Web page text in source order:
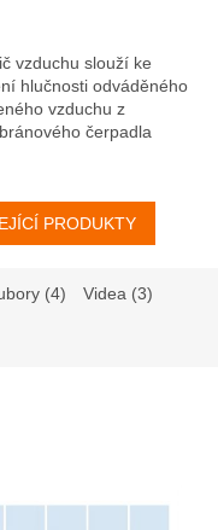
vzduchu slouží ke
hlučnosti odváděného
vzduchu z
čerpadla
a zajišťuje tišší a...
PRODUKTY
(4) Videa (3)